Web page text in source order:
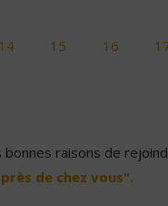
14 15 16
raisons de
de chez vous".